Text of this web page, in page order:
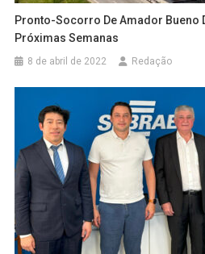
Pronto-Socorro De Amador Bueno
Próximas Semanas
8 de abril de 2022 Redação